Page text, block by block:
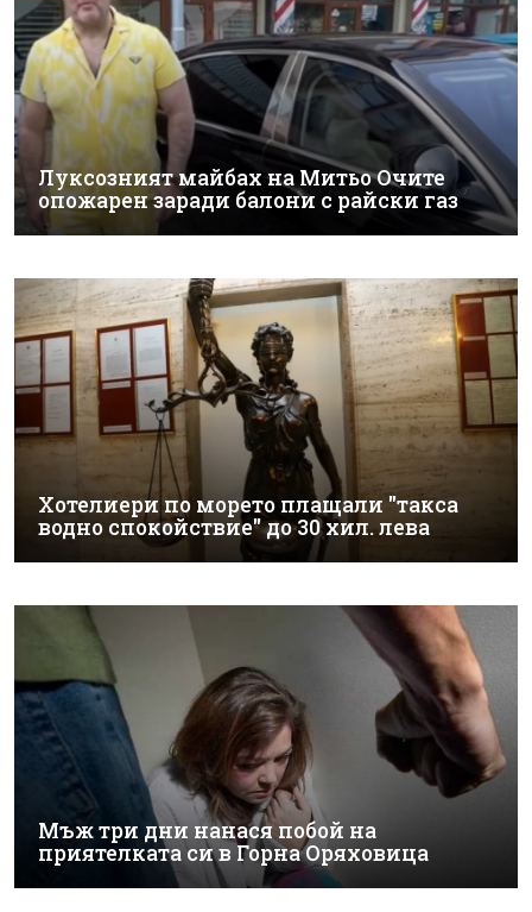
Луксозният майбах на Митьо Очите
опожарен заради балони с райски газ
Хотелиери по морето плащали "такса
водно спокойствие" до 30 хил. лева
Мъж три дни нанася побой на
приятелката си в Горна Оряховица